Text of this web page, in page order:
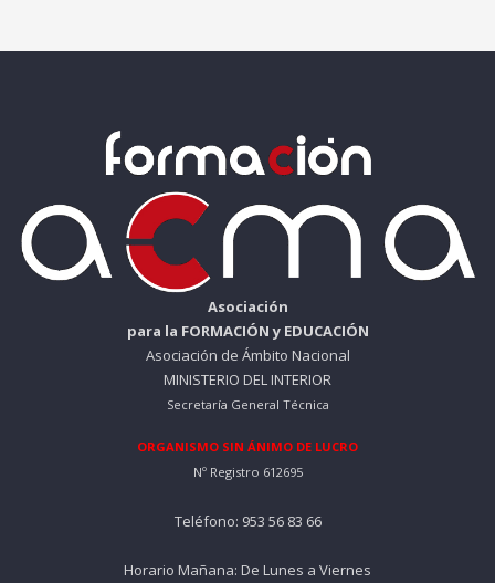
Asociación
para la FORMACIÓN y EDUCACIÓN
Asociación de Ámbito Nacional
MINISTERIO DEL INTERIOR
Secretaría General Técnica
ORGANISMO SIN ÁNIMO DE LUCRO
Nº Registro 612695
Teléfono: 953 56 83 66
Horario Mañana: De Lunes a Viernes